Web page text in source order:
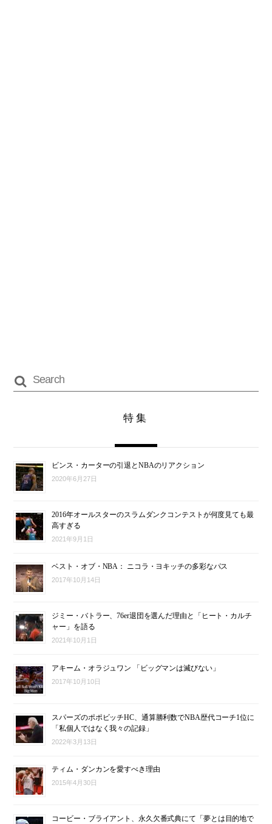
特集
ビンス・カーターの引退とNBAのリアクション
2020年6月27日
2016年オールスターのスラムダンクコンテストが何度見ても最
高すぎる
2021年9月1日
ベスト・オブ・NBA： ニコラ・ヨキッチの多彩なパス
2017年10月14日
ジミー・バトラー、76er退団を選んだ理由と「ヒート・カルチ
ャー」を語る
2021年10月1日
アキーム・オラジュワン 「ビッグマンは滅びない」
2017年10月10日
スパーズのポポビッチHC、通算勝利数でNBA歴代コーチ1位に
「私個人ではなく我々の記録」
2022年3月13日
ティム・ダンカンを愛すべき理由
2015年4月30日
コービー・ブライアント、永久欠番式典にて「夢とは目的地で